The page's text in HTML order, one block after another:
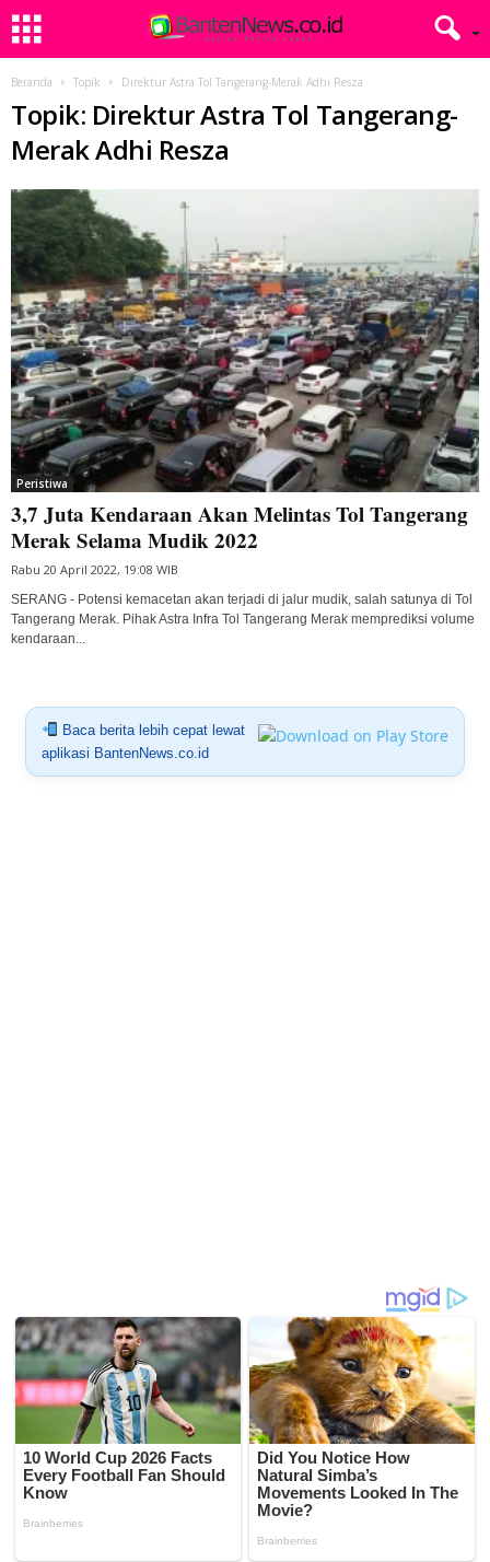
Beranda Topik Direktur Astra Tol Tangerang-Merak Adhi Resza
Topik: Direktur Astra Tol Tangerang-
Merak Adhi Resza
Peristiwa
3,7 Juta Kendaraan Akan Melintas Tol Tangerang
Merak Selama Mudik 2022
Rabu 20 April 2022, 19:08 WIB
SERANG - Potensi kemacetan akan terjadi di jalur mudik, salah satunya di Tol
Tangerang Merak. Pihak Astra Infra Tol Tangerang Merak memprediksi volume
kendaraan...
Baca berita lebih cepat lewat
aplikasi BantenNews.co.id